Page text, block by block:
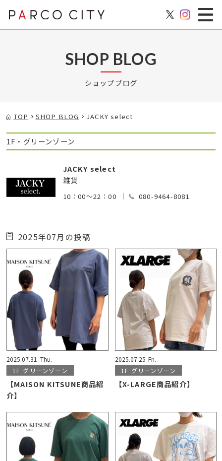
SHOP BLOG
ショップブログ
TOP SHOP BLOG JACKY select
1F・グリーンゾーン
JACKY select
雑貨
10：00～22：00 080-9464-8081
2025年07月の投稿
2025.07.31 Thu.
1F グリーンゾーン
【MAISON KITSUNE商品紹
介】
2025.07.25 Fri.
1F グリーンゾーン
【X-LARGE商品紹介】